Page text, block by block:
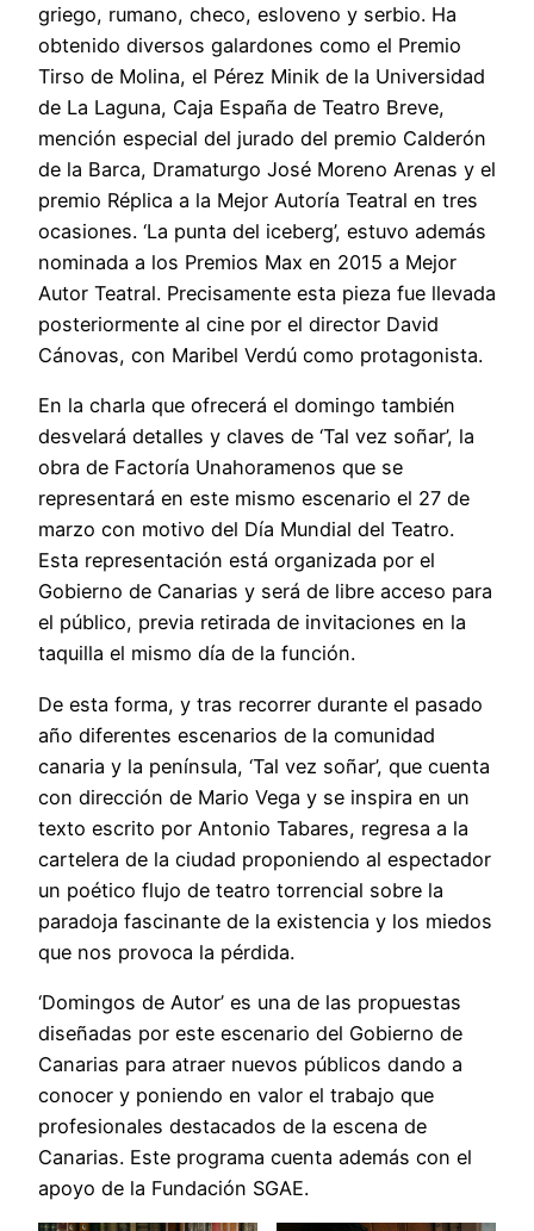
griego, rumano, checo, esloveno y serbio. Ha
obtenido diversos galardones como el Premio
Tirso de Molina, el Pérez Minik de la Universidad
de La Laguna, Caja España de Teatro Breve,
mención especial del jurado del premio Calderón
de la Barca, Dramaturgo José Moreno Arenas y el
premio Réplica a la Mejor Autoría Teatral en tres
ocasiones. ‘La punta del iceberg’, estuvo además
nominada a los Premios Max en 2015 a Mejor
Autor Teatral. Precisamente esta pieza fue llevada
posteriormente al cine por el director David
Cánovas, con Maribel Verdú como protagonista.
En la charla que ofrecerá el domingo también
desvelará detalles y claves de ‘Tal vez soñar’, la
obra de Factoría Unahoramenos que se
representará en este mismo escenario el 27 de
marzo con motivo del Día Mundial del Teatro.
Esta representación está organizada por el
Gobierno de Canarias y será de libre acceso para
el público, previa retirada de invitaciones en la
taquilla el mismo día de la función.
De esta forma, y tras recorrer durante el pasado
año diferentes escenarios de la comunidad
canaria y la península, ‘Tal vez soñar’, que cuenta
con dirección de Mario Vega y se inspira en un
texto escrito por Antonio Tabares, regresa a la
cartelera de la ciudad proponiendo al espectador
un poético flujo de teatro torrencial sobre la
paradoja fascinante de la existencia y los miedos
que nos provoca la pérdida.
‘Domingos de Autor’ es una de las propuestas
diseñadas por este escenario del Gobierno de
Canarias para atraer nuevos públicos dando a
conocer y poniendo en valor el trabajo que
profesionales destacados de la escena de
Canarias. Este programa cuenta además con el
apoyo de la Fundación SGAE.